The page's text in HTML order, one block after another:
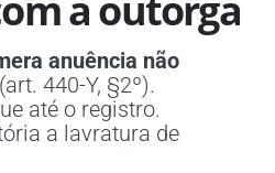
anuência não
(art. 440-Y, §2º).
até o registro.
a lavratura de